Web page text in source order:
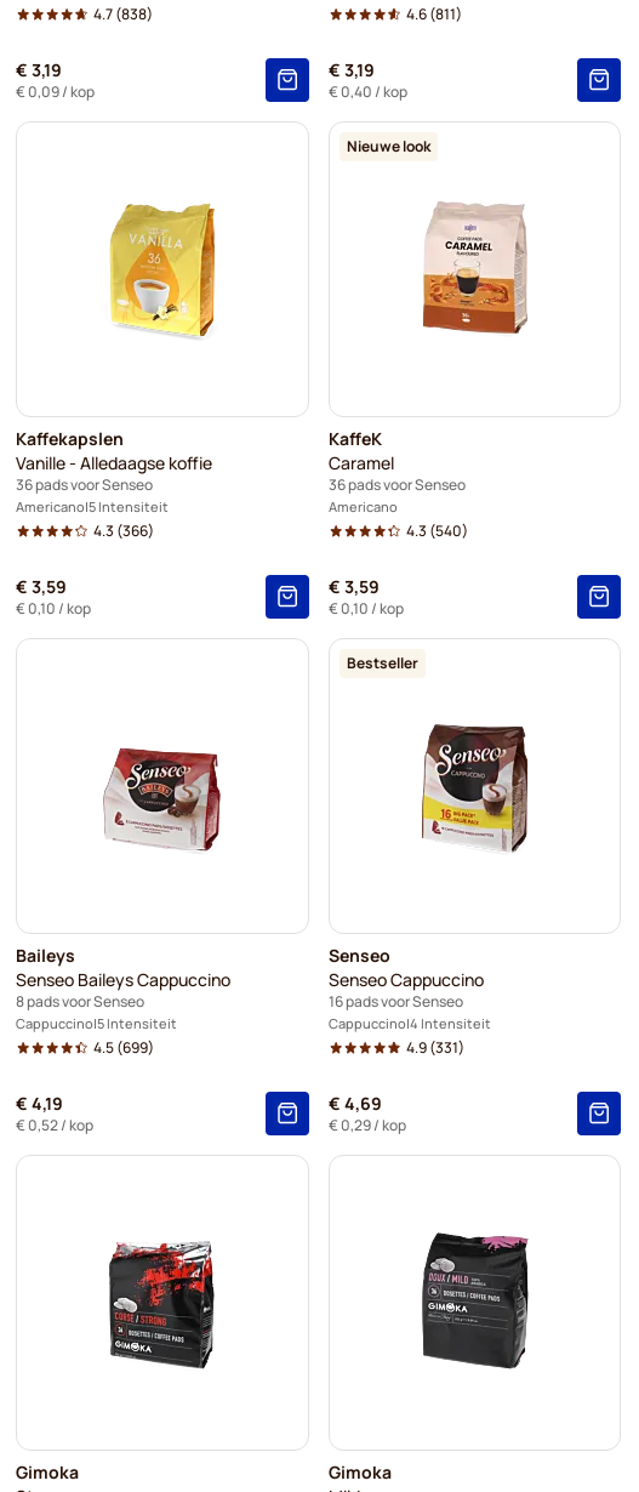
4.7(838)
€ 3,19
€ 0,09/ kop
4.6(811)
€ 3,19
€ 0,40 / kop
Kaffekapslen
Vanille - Alledaagse koffie
36 pads voor Senseo
Americano 5 Intensiteit
4.3 (366)
€ 3,59
€ 0,10 / kop
Nieuwe look
KaffeK
Caramel
36 pads voor Senseo
Americano
4.3 (540)
€ 3,59
€ 0,10 / kop
Baileys
Senseo Baileys Cappuccino
8 pads voor Senseo
Cappuccino 5 Intensiteit
4.5(699)
€ 4,19
€ 0,52/ kop
Bestseller
Senseo
Senseo Cappuccino
16 pads voor Senseo
Cappuccino 4 Intensiteit
4.9(331)
€ 4,69
€ 0,29/ kop
Gimoka
Gimoka